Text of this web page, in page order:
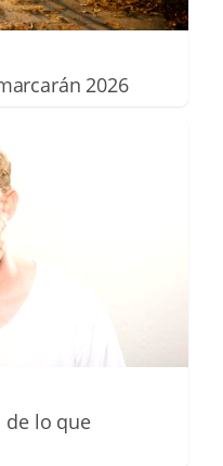
2026
de lo que